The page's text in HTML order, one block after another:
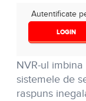
Autentificate
LOGIN
NVR-ul
sistemele de
raspuns